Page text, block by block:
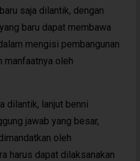
saja dilantik, dengan
baru dapat membawa
mengisi pembangunan
manfaatnya oleh
dilantik, lanjut benni
jawab yang besar,
oleh
harus dapat dilaksanakan